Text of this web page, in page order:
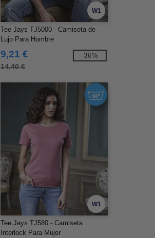
W1
Tee Jays TJ5000 - Camiseta de
Lujo Para Hombre
9,21 €
14,40 €
-36%
W1
Tee Jays TJ580 - Camiseta
Interlock Para Mujer